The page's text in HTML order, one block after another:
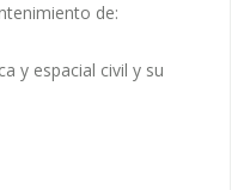
de:
y espacial civil y su